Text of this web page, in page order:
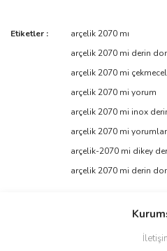
Bu ürüne ilk
Yorum
Bu ürünün fiyat bilgisi, resim, ürün
tarafımıza iletebilirsiniz.
Görüş ve önerileriniz için teşekkür
Ürün resmi kalitesiz, bozuk veya
Ürün açıklamasında eksik
Ürün bilgilerinde hatalar
Ürün fiyatı diğer sitelerden daha
Etiketler :
arçelik 2070 mı
arçelik 2070 mi derin
arçelik 2070 mi
arçelik 2070 mi yorum
arçelik 2070 mi inox
arçelik 2070 mi
arçelik-2070 mi dikey
arçelik 2070 mi derin